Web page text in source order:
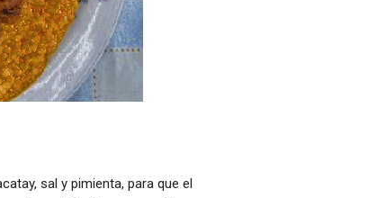
sal y pimienta, para que el